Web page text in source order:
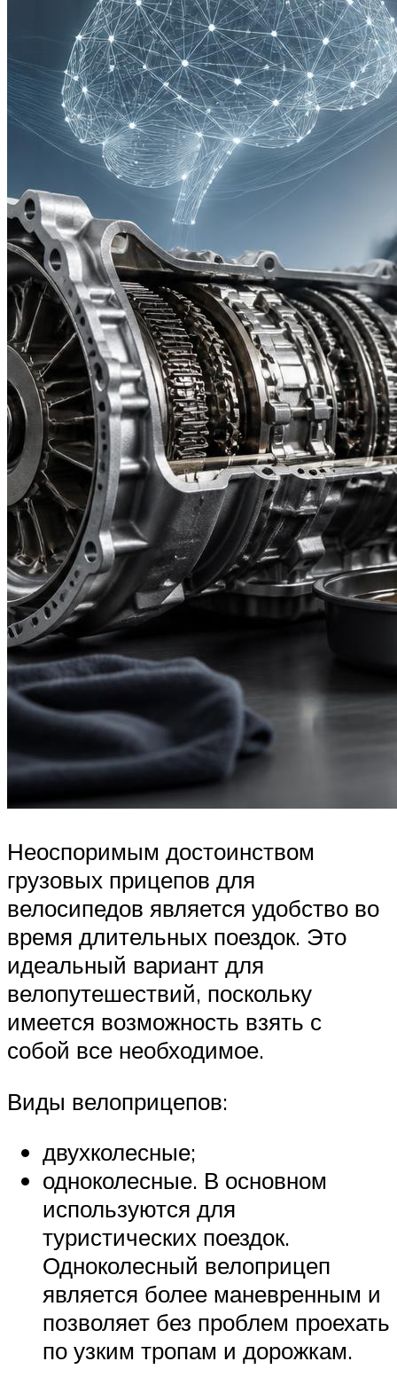
Неоспоримым достоинством
грузовых прицепов для
велосипедов является удобство во
время длительных поездок. Это
идеальный вариант для
велопутешествий, поскольку
имеется возможность взять с
собой все необходимое.
Виды велоприцепов:
двухколесные;
одноколесные. В основном
используются для
туристических поездок.
Одноколесный велоприцеп
является более маневренным и
позволяет без проблем проехать
по узким тропам и дорожкам.